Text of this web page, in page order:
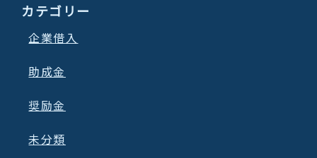
カテゴリー
企業借入
助成金
奨励金
未分類